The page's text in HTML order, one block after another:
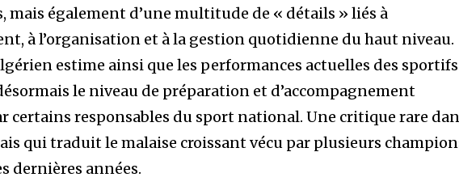
mais également d’une multitude de « détails » liés à
à l’organisation et à la gestion quotidienne du haut niveau.
estime ainsi que les performances actuelles des sportifs
le niveau de préparation et d’accompagnement
certains responsables du sport national. Une critique rare
qui traduit le malaise croissant vécu par plusieurs
dernières années.